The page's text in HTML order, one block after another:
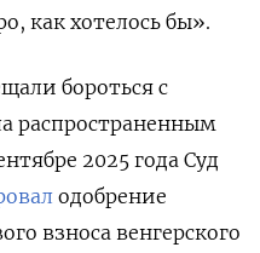
как хотелось бы».
бороться с
распространенным
2025 года Суд
одобрение
взноса венгерского